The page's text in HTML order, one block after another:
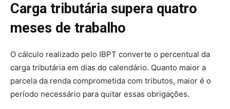
Carga tributária supera quatro
meses de trabalho
O cálculo realizado pelo IBPT converte o percentual da
carga tributária em dias do calendário. Quanto maior a
parcela da renda comprometida com tributos, maior é o
período necessário para quitar essas obrigações.